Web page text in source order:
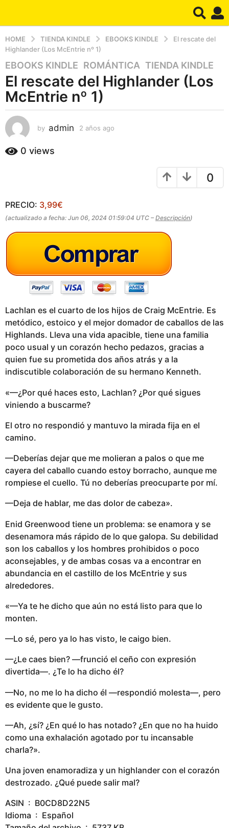
HOME TIENDA KINDLE EBOOKS KINDLE
El rescate del
Highlander (Los McEntrie nº 1)
2
a
ñ
o
a
g
o
o
g
EBOOKS KINDLE ,ROMÁNTICA ,TIENDA KINDLE
El rescate del Highlander (Los
McEntrie nº 1)
by admin 2 años ago
0 views
0
PRECIO: 3,99€
(actualizado a fecha: Jun 06, 2024 01:59:04 UTC – Descripción)
Lachlan es el cuarto de los hijos de Craig McEntrie. Es
metódico, estoico y el mejor domador de caballos de las
Highlands. Lleva una vida apacible, tiene una familia
poco usual y un corazón hecho pedazos, gracias a
quien fue su prometida dos años atrás y a la
indiscutible colaboración de su hermano Kenneth.
«—¿Por qué haces esto, Lachlan? ¿Por qué sigues
viniendo a buscarme?
El otro no respondió y mantuvo la mirada fija en el
camino.
—Deberías dejar que me molieran a palos o que me
cayera del caballo cuando estoy borracho, aunque me
rompiese el cuello. Tú no deberías preocuparte por mí.
—Deja de hablar, me das dolor de cabeza».
Enid Greenwood tiene un problema: se enamora y se
desenamora más rápido de lo que galopa. Su debilidad
son los caballos y los hombres prohibidos o poco
aconsejables, y de ambas cosas va a encontrar en
abundancia en el castillo de los McEntrie y sus
alrededores.
«—Ya te he dicho que aún no está listo para que lo
monten.
—Lo sé, pero ya lo has visto, le caigo bien.
—¿Le caes bien? —frunció el ceño con expresión
divertida—. ¿Te lo ha dicho él?
—No, no me lo ha dicho él —respondió molesta—, pero
es evidente que le gusto.
—Ah, ¿sí? ¿En qué lo has notado? ¿En que no ha huido
como una exhalación agotado por tu incansable
charla?».
Una joven enamoradiza y un highlander con el corazón
destrozado. ¿Qué puede salir mal?
ASIN ‏ : ‎ B0CD8D22N5
Idioma ‏ : ‎ Español